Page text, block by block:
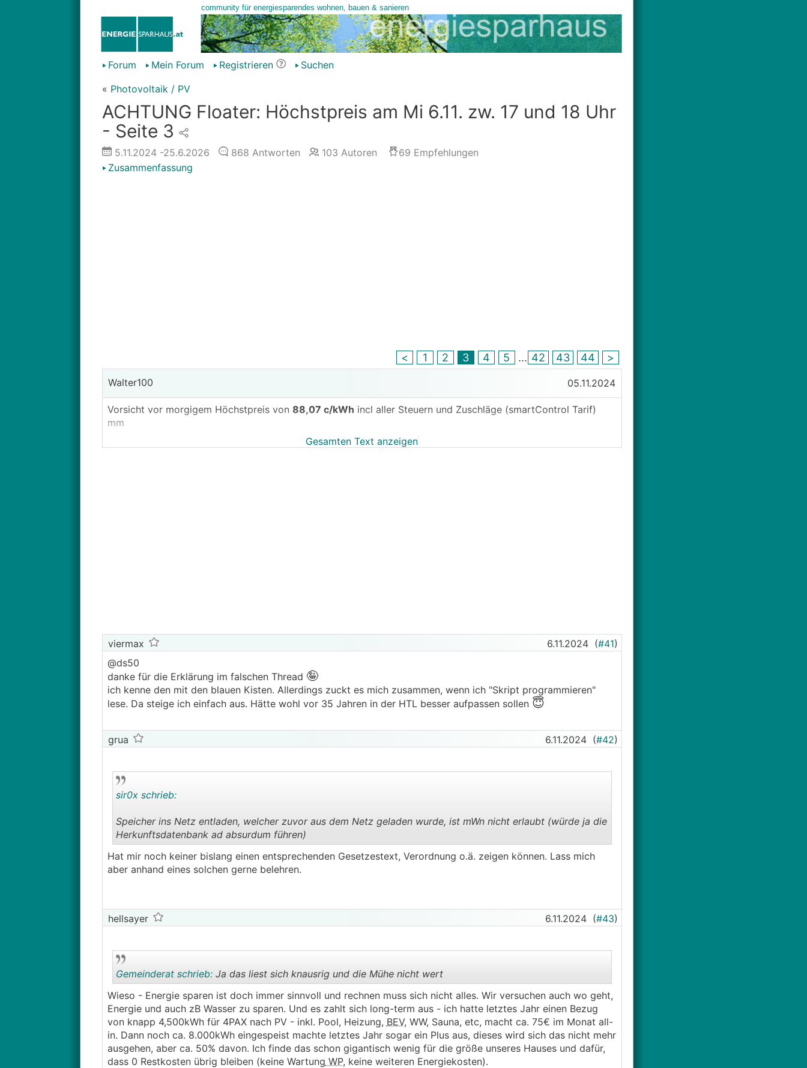
Forum Mein Forum Registrieren
Suchen
« Photovoltaik / PV
ACHTUNG Floater: Höchstpreis am Mi 6.11. zw. 17 und 18 Uhr
- Seite 3
5.11.2024 -25.6.2026 868 Antworten 103 Autoren 69 Empfehlungen
Zusammenfassung
< 1 2 3 4 5 ... 42 43 44 >
Walter100 05.11.2024
Vorsicht vor morgigem Höchstpreis von 88,07 c/kWh incl aller Steuern und Zuschläge (smartControl Tarif)
mm
Gesamten Text anzeigen
viermax 6.11.2024 (#41)
@ds50
danke für die Erklärung im falschen Thread 🤪
ich kenne den mit den blauen Kisten. Allerdings zuckt es mich zusammen, wenn ich "Skript programmieren"
lese. Da steige ich einfach aus. Hätte wohl vor 35 Jahren in der HTL besser aufpassen sollen 😇
grua 6.11.2024 (#42)
..
sir0x schrieb:
Speicher ins Netz entladen, welcher zuvor aus dem Netz geladen wurde, ist mWn nicht erlaubt (würde ja die
Herkunftsdatenbank ad absurdum führen)
Hat mir noch keiner bislang einen entsprechenden Gesetzestext, Verordnung o.ä. zeigen können. Lass mich
aber anhand eines solchen gerne belehren.
hellsayer 6.11.2024 (#43)
..
Gemeinderat schrieb:Ja das liest sich knausrig und die Mühe nicht wert
Wieso - Energie sparen ist doch immer sinnvoll und rechnen muss sich nicht alles. Wir versuchen auch wo geht,
Energie und auch zB Wasser zu sparen. Und es zahlt sich long-term aus - ich hatte letztes Jahr einen Bezug
von knapp 4,500kWh für 4PAX nach PV - inkl. Pool, Heizung, BEV, WW, Sauna, etc, macht ca. 75€ im Monat all-
in. Dann noch ca. 8.000kWh eingespeist machte letztes Jahr sogar ein Plus aus, dieses wird sich das nicht mehr
ausgehen, aber ca. 50% davon. Ich finde das schon gigantisch wenig für die größe unseres Hauses und dafür,
dass 0 Restkosten übrig bleiben (keine Wartung WP, keine weiteren Energiekosten).